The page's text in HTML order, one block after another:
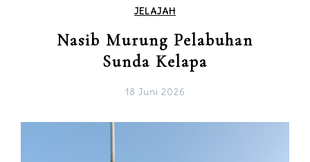
JELAJAH
Nasib Murung Pelabuhan
Sunda Kelapa
18 Juni 2026